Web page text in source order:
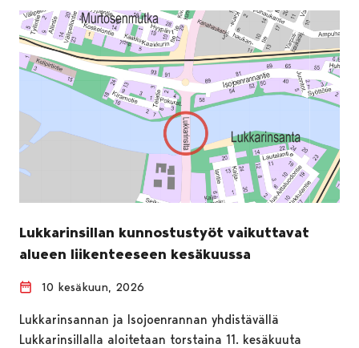
Lukkarinsillan kunnostustyöt vaikuttavat
alueen liikenteeseen kesäkuussa
10 kesäkuun, 2026
Lukkarinsannan ja Isojoenrannan yhdistävällä
Lukkarinsillalla aloitetaan torstaina 11. kesäkuuta